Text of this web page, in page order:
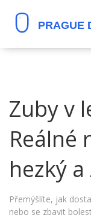
Zuby v
Reálné
hezký
Přemýšlíte, jak
nebo se zbavit